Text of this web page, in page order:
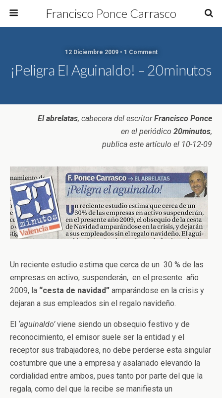
Francisco Ponce Carrasco
12 Diciembre 2009 • 1 Comment
¡Peligra El Aguinaldo! – 20minutos
El abrelatas, cabecera del escritorFrancisco Ponce
en el periódico 20minutos,
publica este artículo el 10-12-09
Un reciente estudio estima que cerca de un 30 % de las
empresas en activo, suspenderán, en el presente año
2009, la “cesta de navidad” amparándose en la crisis y
dejaran a sus empleados sin el regalo navideño.
El ‘aguinaldo’viene siendo un obsequio festivo y de
reconocimiento, el emisor suele ser la entidad y el
receptor sus trabajadores, no debe perderse esta singular
costumbre que une a empresa y asalariado elevando la
cordialidad entre ambos, pues tanto por parte del que la
regala, como del que la recibe se manifiesta un